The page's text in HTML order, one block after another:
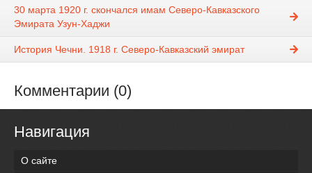
30 марта 1920 г. скончался имам Северо-Кавказского
Эмирата Узун-Хаджи
История Чечни. 1918 г. Северо-Кавказский эмират
Комментарии (0)
Навигация
О сайте